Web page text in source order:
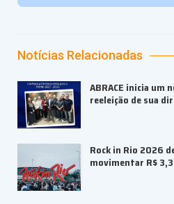
Notícias Relacionadas
ABRACE inicia um
reeleição de sua
Rock in Rio 2026
movimentar R$